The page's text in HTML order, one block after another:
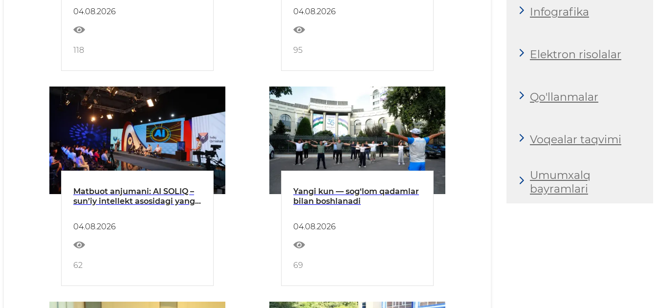
04.08.2026
118
04.08.2026
95
Matbuot anjumani: AI SOLIQ –
sun’iy intellekt asosidagi yangi
04.08.2026
62
Yangi kun — sog‘lom qadamlar
bilan boshlanadi
04.08.2026
69
Infografika
Elektron risolalar
Qo'llanmalar
Voqealar taqvimi
Umumxalq
bayramlari